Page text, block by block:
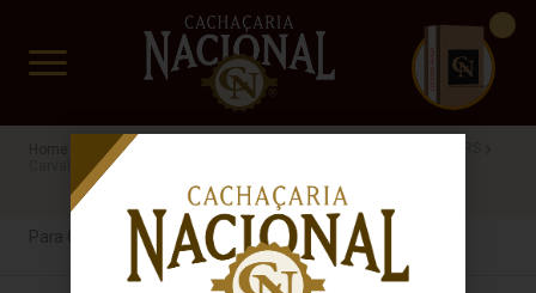
www.cachacarianacional.com.br
CUIDADO FRÁGIL
Cachaça
R$200 a R$500
Para Colecionadores